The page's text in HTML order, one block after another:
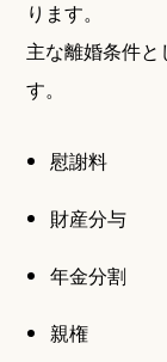
ります。
主な離婚条件と
す。
慰謝料
財産分与
年金分割
親権